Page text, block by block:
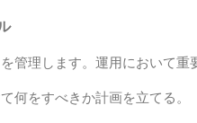
管理します。運用において重
何をすべきか計画を立てる。